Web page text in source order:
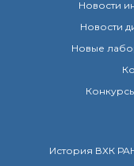
Новости
Новости
Новые
История ВХК